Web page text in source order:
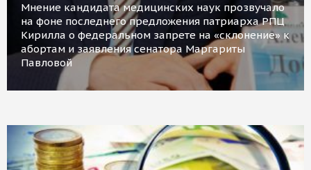
Мнение кандидата медицинских наук прозвучало
на фоне последнего предложения патриарха РПЦ
Кирилла о федеральном запрете на «склонение» к
абортам и заявления сенатора Маргариты
Павловой